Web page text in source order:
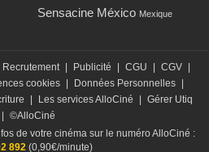
Sensacine México Mexique
Recrutement Publicité CGU CGV
cookies Données Personnelles
Les services AlloCiné
Gérer Utiq
©AlloCiné
de votre cinéma sur le numéro AlloCiné :
892(0,90€/minute)